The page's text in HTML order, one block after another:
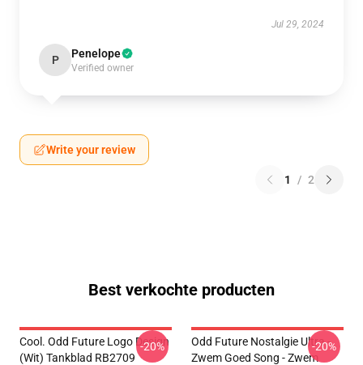
Jul 29, 2024
P Penelope
Verified owner
Write your review
1 / 2
Best verkochte producten
Cool. Odd Future Logo Design
(wit) Tankblad RB2709
-20%
Odd Future Nostalgie Ultra -
Zwem Goed Song - Zwem
-20%